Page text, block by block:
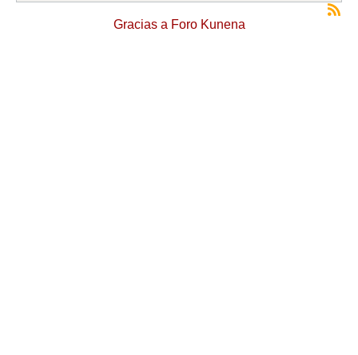
Gracias a Foro Kunena